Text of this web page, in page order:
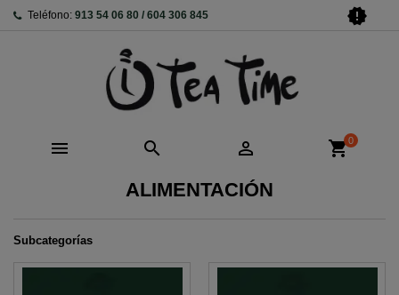
Teléfono: 913 54 06 80 / 604 306 845 new_releases
   shopping_cart0
ALIMENTACIÓN
Subcategorías